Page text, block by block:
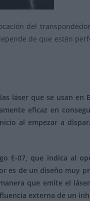
del
de que estén
láser que se usan en
eficaz en
al empezar a
E-07, que indica al
es de un diseño muy
que emite el
externa de un